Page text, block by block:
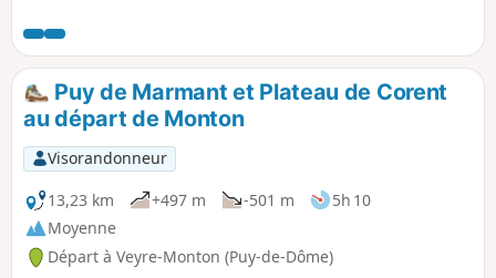
Puy de Marmant et Plateau de Corent
au départ de Monton
Visorandonneur
13,23 km
+497 m -501 m
5h 10
Moyenne
Départ à Veyre-Monton (Puy-de-Dôme)